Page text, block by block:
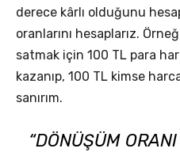
derece kârlı olduğunu
oranlarını hesaplarız.
satmak için 100 TL para
kazanıp, 100 TL kimse
sanırım.
“DÖNÜŞÜM